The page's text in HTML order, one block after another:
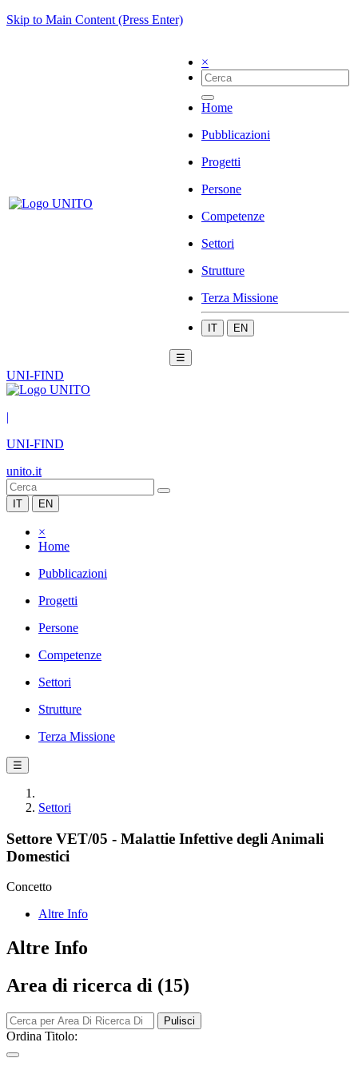
Skip to Main Content (Press Enter)
×
Home
Pubblicazioni
Progetti
Persone
Competenze
Settori
Strutture
Terza Missione
IT EN
☰
UNI-FIND
|
UNI-FIND
unito.it
IT EN
×
Home
Pubblicazioni
Progetti
Persone
Competenze
Settori
Strutture
Terza Missione
☰
Settori
Settore VET/05 - Malattie Infettive degli Animali
Domestici
Concetto
Altre Info
Altre Info
Area di ricerca di (15)
Pulisci
Ordina Titolo: